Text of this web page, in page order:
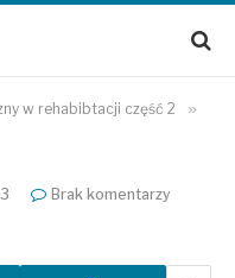
w rehabibtacji część 2 »
Brak komentarzy